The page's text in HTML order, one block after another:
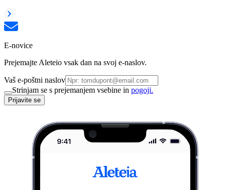
E-novice
Prejemajte Aleteio vsak dan na svoj e-naslov.
Vaš e-poštni naslov
Strinjam se s prejemanjem vsebine in pogoji.
Prijavite se